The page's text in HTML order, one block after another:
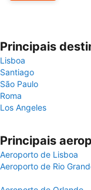
Principais
Lisboa
Santiago
São Paulo
Roma
Los Angeles
Principais
Aeroporto de Lisboa
Aeroporto de Rio